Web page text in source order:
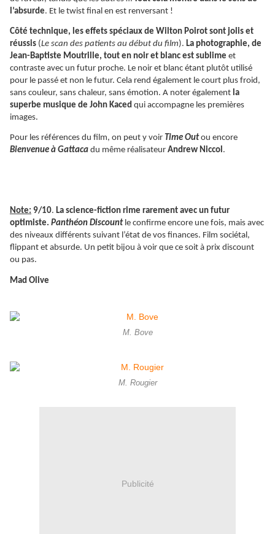
l’absurde. Et le twist final en est renversant !
Côté technique, les effets spéciaux de Wilton Poirot sont jolis et
réussis (Le scan des patients au début du film). La photographie, de
Jean-Baptiste Moutrille, tout en noir et blanc est sublime et
contraste avec un futur proche. Le noir et blanc étant plutôt utilisé
pour le passé et non le futur. Cela rend également le court plus froid,
sans couleur, sans chaleur, sans émotion. A noter également la
superbe musique de John Kaced qui accompagne les premières
images.
Pour les références du film, on peut y voir Time Outou encore
Bienvenue à Gattaca du même réalisateur Andrew Niccol.
Note: 9/10. La science-fiction rime rarement avec un futur
optimiste. Panthéon Discountle confirme encore une fois, mais avec
des niveaux différents suivant l’état de vos finances. Film sociétal,
flippant et absurde. Un petit bijou à voir que ce soit à prix discount
ou pas.
Mad Olive
M. Bove
M. Rougier
Publicité